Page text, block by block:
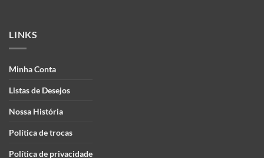
LINKS
Minha Conta
Listas de Desejos
Nossa História
Política de trocas
Política de privacidade